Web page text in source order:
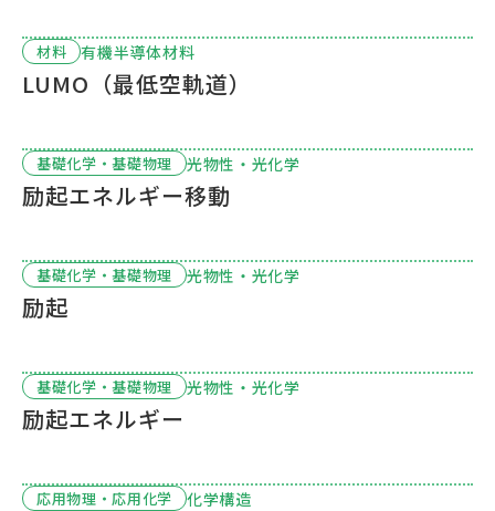
材料 有機半導体材料
LUMO（最低空軌道）
基礎化学・基礎物理 光物性・光化学
励起エネルギー移動
基礎化学・基礎物理 光物性・光化学
励起
基礎化学・基礎物理 光物性・光化学
励起エネルギー
応用物理・応用化学 化学構造